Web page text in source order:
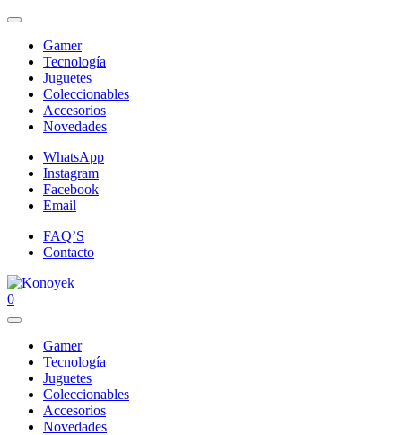
Gamer
Tecnología
Juguetes
Coleccionables
Accesorios
Novedades
WhatsApp
Instagram
Facebook
Email
FAQ’S
Contacto
0
Gamer
Tecnología
Juguetes
Coleccionables
Accesorios
Novedades